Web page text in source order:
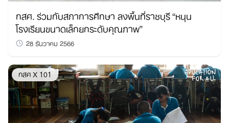
กสศ. ร่วมกับสภาการศึกษา ลงพื้นที่ราชบุรี “หนุน
โรงเรียนขนาดเล็กยกระดับคุณภาพ”
28 ธันวาคม 2566
กสศ X 101